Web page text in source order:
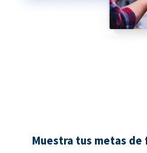
Muestra tus metas